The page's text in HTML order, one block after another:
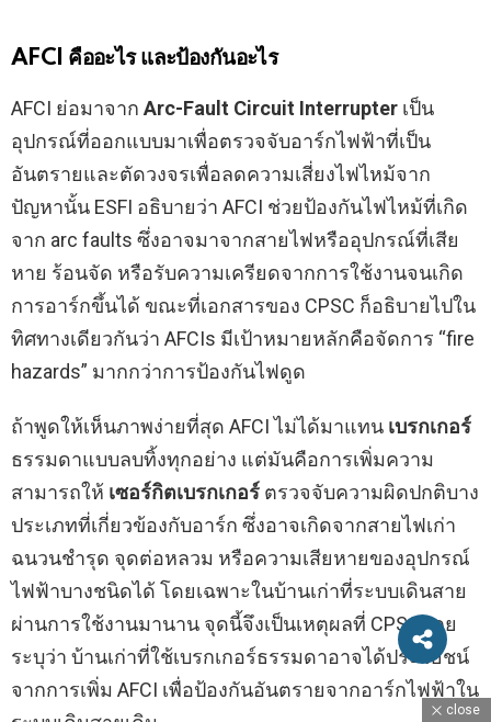
AFCI คืออะไร และป้องกันอะไร
AFCI ย่อมาจาก Arc-Fault Circuit Interrupter เป็น
อุปกรณ์ที่ออกแบบมาเพื่อตรวจจับอาร์กไฟฟ้าที่เป็น
อันตรายและตัดวงจรเพื่อลดความเสี่ยงไฟไหม้จาก
ปัญหานั้น ESFI อธิบายว่า AFCI ช่วยป้องกันไฟไหม้ที่เกิด
จาก arc faults ซึ่งอาจมาจากสายไฟหรืออุปกรณ์ที่เสีย
หาย ร้อนจัด หรือรับความเครียดจากการใช้งานจนเกิด
การอาร์กขึ้นได้ ขณะที่เอกสารของ CPSC ก็อธิบายไปใน
ทิศทางเดียวกันว่า AFCIs มีเป้าหมายหลักคือจัดการ “fire
hazards” มากกว่าการป้องกันไฟดูด
ถ้าพูดให้เห็นภาพง่ายที่สุด AFCI ไม่ได้มาแทน เบรกเกอร์
ธรรมดาแบบลบทิ้งทุกอย่าง แต่มันคือการเพิ่มความ
สามารถให้ เซอร์กิตเบรกเกอร์ ตรวจจับความผิดปกติบาง
ประเภทที่เกี่ยวข้องกับอาร์ก ซึ่งอาจเกิดจากสายไฟเก่า
ฉนวนชำรุด จุดต่อหลวม หรือความเสียหายของอุปกรณ์
ไฟฟ้าบางชนิดได้ โดยเฉพาะในบ้านเก่าที่ระบบเดินสาย
ผ่านการใช้งานมานาน จุดนี้จึงเป็นเหตุผลที่ CPSC เคย
ระบุว่า บ้านเก่าที่ใช้เบรกเกอร์ธรรมดาอาจได้ประโยชน์
จากการเพิ่ม AFCI เพื่อป้องกันอันตรายจากอาร์กไฟฟ้าใน
close